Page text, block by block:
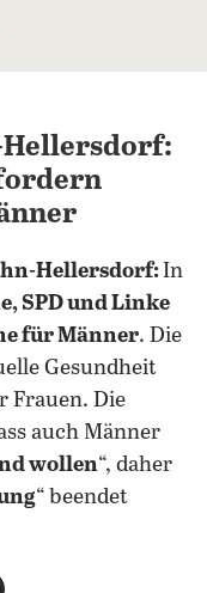
Hellersdorf:
Hellersdorf:In
SPD und Linke
für Männer. Die
Gesundheit
Frauen. Die
auch Männer
wollen“, daher
“ beendet
teilen
Mail teilen